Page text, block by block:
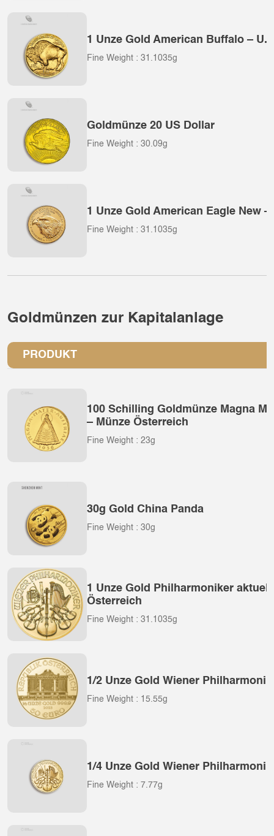
1 Unze Gold American Buffalo –
Fine Weight : 31.1035g
Goldmünze 20 US Dollar
Fine Weight : 30.09g
1 Unze Gold American Eagle New –
Fine Weight : 31.1035g
Goldmünzen zur Kapitalanlage
PRODUKT
100 Schilling Goldmünze Magna
– Münze Österreich
Fine Weight : 23g
30g Gold China Panda
Fine Weight : 30g
1 Unze Gold Philharmoniker
Österreich
Fine Weight : 31.1035g
1/2 Unze Gold Wiener
Fine Weight : 15.55g
1/4 Unze Gold Wiener
Fine Weight : 7.77g